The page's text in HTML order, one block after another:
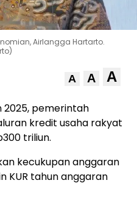
Airlangga Hartarto.
A A A
2025, pemerintah
kredit usaha rakyat
triliun.
kecukupan anggaran
KUR tahun anggaran